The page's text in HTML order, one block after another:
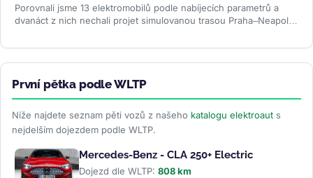
Porovnali jsme 13 elektromobilů podle nabíjecích parametrů a
dvanáct z nich nechali projet simulovanou trasou Praha–Neapol v
První pětka podle WLTP
Níže najdete seznam pěti vozů z našeho katalogu elektroaut s
nejdelším dojezdem podle WLTP.
Mercedes-Benz - CLA 250+ Electric
Dojezd dle WLTP: 808 km